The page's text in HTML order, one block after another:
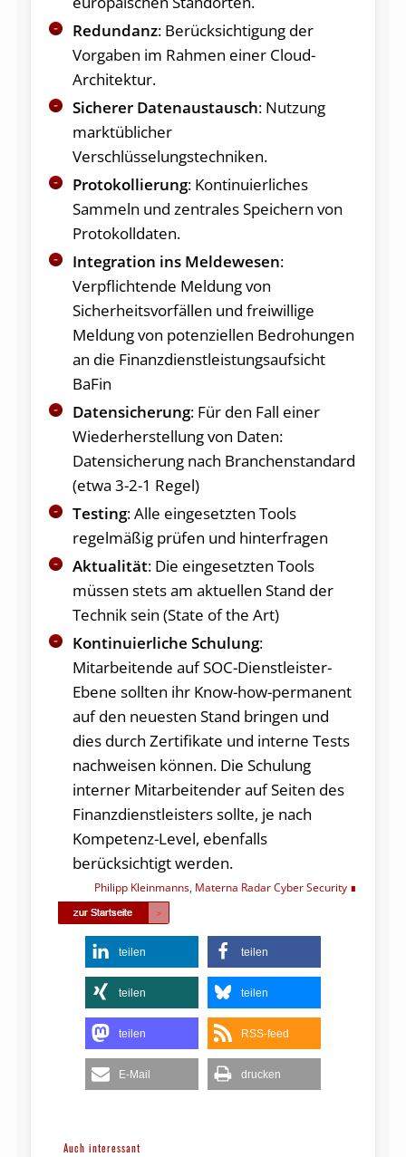
Redundanz: Berücksichtigung der
Vorgaben im Rahmen einer Cloud-
Architektur.
Sicherer Datenaustausch: Nutzung
marktüblicher
Verschlüsselungstechniken.
Protokollierung: Kontinuierliches
Sammeln und zentrales Speichern von
Protokolldaten.
Integration ins Meldewesen:
Verpflichtende Meldung von
Sicherheitsvorfällen und freiwillige
Meldung von potenziellen Bedrohungen
an die Finanzdienstleistungsaufsicht
BaFin
Datensicherung: Für den Fall einer
Wiederherstellung von Daten:
Datensicherung nach Branchenstandard
(etwa 3-2-1 Regel)
Testing: Alle eingesetzten Tools
regelmäßig prüfen und hinterfragen
Aktualität: Die eingesetzten Tools
müssen stets am aktuellen Stand der
Technik sein (State of the Art)
Kontinuierliche Schulung:
Mitarbeitende auf SOC-Dienstleister-
Ebene sollten ihr Know-how-permanent
auf den neuesten Stand bringen und
dies durch Zertifikate und interne Tests
nachweisen können. Die Schulung
interner Mitarbeitender auf Seiten des
Finanzdienstleisters sollte, je nach
Kompetenz-Level, ebenfalls
berücksichtigt werden.
Philipp Kleinmanns, Materna Radar Cyber Security
teilen teilen
teilen teilen
teilen RSS-feed
E-Mail drucken
Auch interessant